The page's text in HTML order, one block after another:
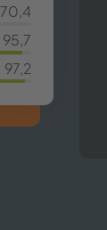
70,4
95,7
97,2